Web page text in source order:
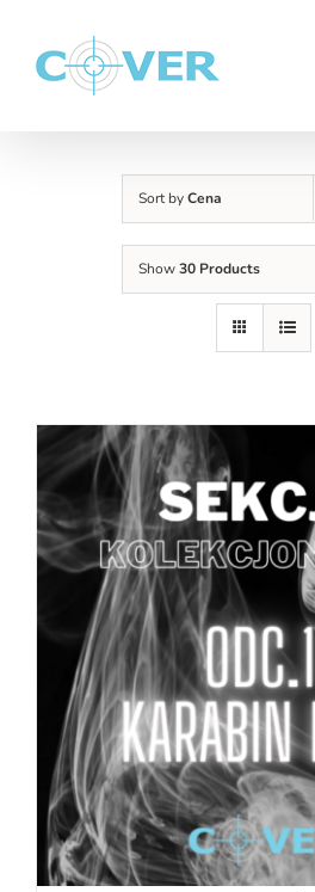
zawartości
Sort byCena
Show30 Products
DODAJ DO KOSZYKA